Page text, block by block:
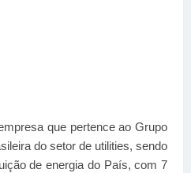
que pertence ao Grupo
do setor de utilities, sendo
de energia do País, com 7